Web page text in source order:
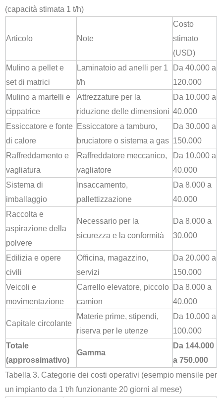
(capacità stimata 1 t/h)
Articolo Note
Costo
stimato
(USD)
Mulino a pellet e
set di matrici
Laminatoio ad anelli per 1
t/h
Da 40.000 a
120.000
Mulino a martelli e
cippatrice
Attrezzature per la
riduzione delle dimensioni
Da 10.000 a
40.000
Essiccatore e fonte
di calore
Essiccatore a tamburo,
bruciatore o sistema a gas
Da 30.000 a
150.000
Raffreddamento e
vagliatura
Raffreddatore meccanico,
vagliatore
Da 10.000 a
40.000
Sistema di
imballaggio
Insaccamento,
pallettizzazione
Da 8.000 a
40.000
Raccolta e
aspirazione della
polvere
Necessario per la
sicurezza e la conformità
Da 8.000 a
30.000
Edilizia e opere
civili
Officina, magazzino,
servizi
Da 20.000 a
150.000
Veicoli e
movimentazione
Carrello elevatore, piccolo
camion
Da 8.000 a
40.000
Capitale circolante
Materie prime, stipendi,
riserva per le utenze
Da 10.000 a
100.000
Totale
(approssimativo)
Gamma
Da 144.000
a 750.000
Tabella 3. Categorie dei costi operativi (esempio mensile per
un impianto da 1 t/h funzionante 20 giorni al mese)